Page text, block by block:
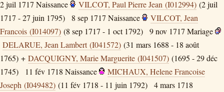
2 juil 1717 Naissance VILCOT, Paul Pierre Jean (I012994) (2 juil
1717 - 27 juin 1795)
8 sep 1717 Naissance
VILCOT, Jean
Francois (I014097) (8 sep 1717 - 1 oct 1792) 9 nov 1717 Mariage
DELARUE, Jean Lambert (I041572) (31 mars 1688 - 18 août
1765) + DACQUIGNY, Marie Marguerite (I041507) (1695 - 29 déc
1745)
11 fév 1718 Naissance
MICHAUX, Helene Francoise
Joseph (I049482) (11 fév 1718 - 11 juin 1792)
4 mars 1718